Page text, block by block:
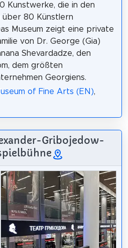
Kunstwerke, die in den
über 80 Künstlern
Museum zeigt eine private
von Dr. George (Gia)
Shevardadze, den
dem größten
Georgiens.
of Fine Arts (EN),
Gribojedow-